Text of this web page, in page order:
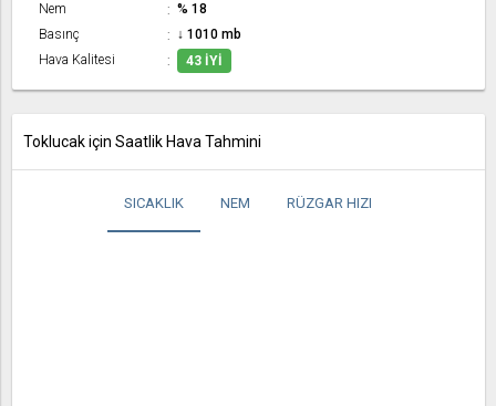
Nem
% 18
Basınç
↓ 1010 mb
Hava Kalitesi
43 İYI
Toklucak için Saatlik Hava Tahmini
SICAKLIK NEM RÜZGAR HIZI